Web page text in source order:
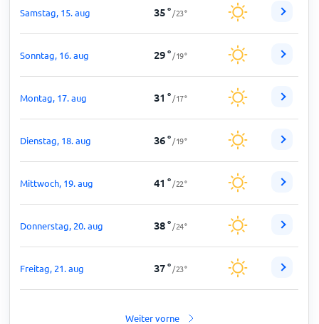
Samstag, 15. aug 35° /23°
Sonntag, 16. aug 29° /19°
Montag, 17. aug 31 ° /17°
Dienstag, 18. aug 36° /19°
Mittwoch, 19. aug 41 ° /22°
Donnerstag, 20. aug 38° /24°
Freitag, 21. aug 37° /23°
Weiter vorne